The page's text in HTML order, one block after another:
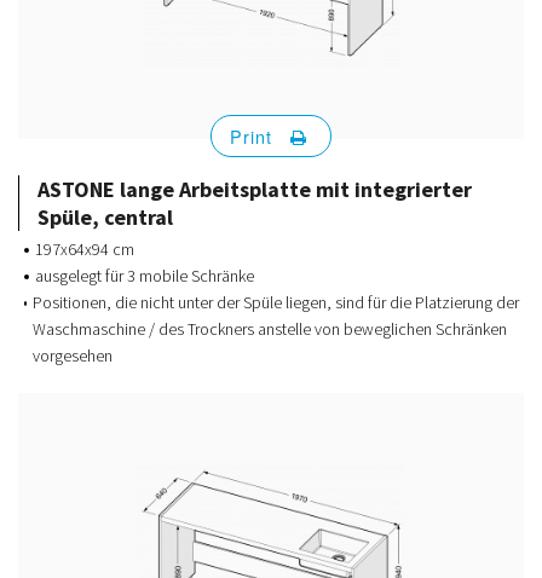
ASTONE lange Arbeitsplatte mit integrierter
Spüle, central
197x64x94 cm
ausgelegt für 3 mobile Schränke
Positionen, die nicht unter der Spüle liegen, sind für die Platzierung der
Waschmaschine / des Trockners anstelle von beweglichen Schränken
vorgesehen
Print